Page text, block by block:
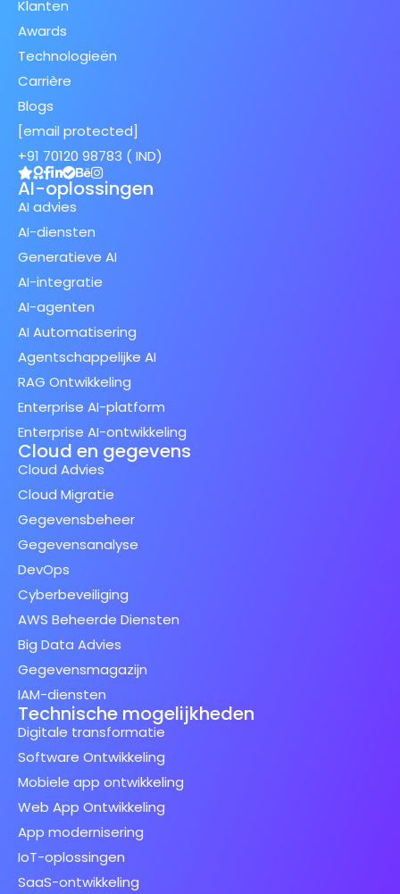
Klanten
Awards
Technologieën
Carrière
Blogs
[email protected]
+91 70120 98783 ( IND)
AI-oplossingen
AI advies
AI-diensten
Generatieve AI
AI-integratie
AI-agenten
AI Automatisering
Agentschappelijke AI
RAG Ontwikkeling
Enterprise AI-platform
Enterprise AI-ontwikkeling
Cloud en gegevens
Cloud Advies
Cloud Migratie
Gegevensbeheer
Gegevensanalyse
DevOps
Cyberbeveiliging
AWS Beheerde Diensten
Big Data Advies
Gegevensmagazijn
IAM-diensten
Technische mogelijkheden
Digitale transformatie
Software Ontwikkeling
Mobiele app ontwikkeling
Web App Ontwikkeling
App modernisering
IoT-oplossingen
SaaS-ontwikkeling